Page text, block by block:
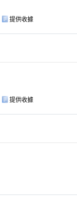
提供收據
提供收據